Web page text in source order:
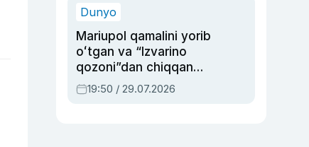
Dunyo
Mariupol qamalini yorib
oʻtgan va “Izvarino
qozoni”dan chiqqan
qahramon — Ukraina
armiyasi bosh
19:50 / 29.07.2026